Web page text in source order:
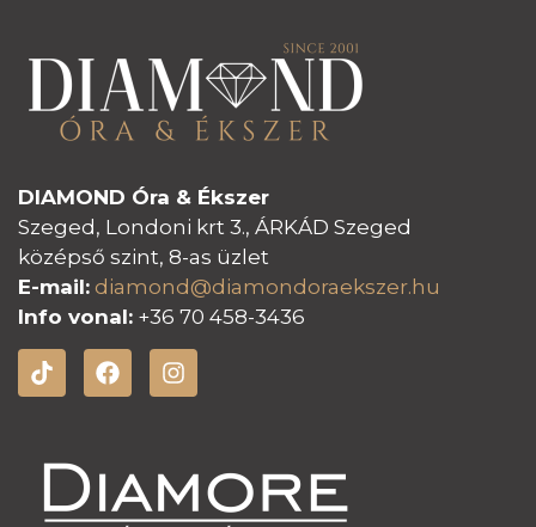
DIAMOND Óra & Ékszer
Szeged, Londoni krt 3., ÁRKÁD Szeged
középső szint, 8-as üzlet
E-mail: diamond@diamondoraekszer.hu
Info vonal: +36 70 458-3436